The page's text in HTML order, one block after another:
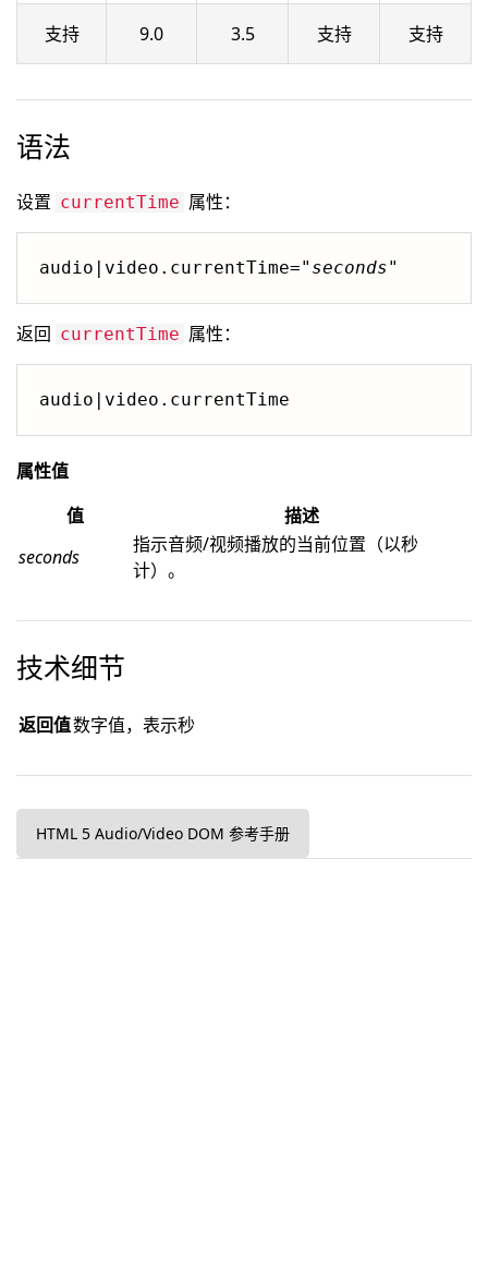
支持 9.0 3.5 支持 支持
语法
设置 currentTime 属性：
audio|video.currentTime=" seconds
返回 currentTime 属性：
属性值
值
描述
seconds
指示音频/视频播放的当前位置（以秒
计）。
技术细节
返回值数字值，表示秒
HTML 5 Audio/Video DOM 参考手册